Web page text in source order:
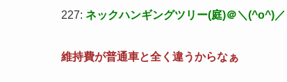
227: ネックハンギングツリー(庭)＠＼(^o^)／
維持費が普通車と全く違うからなぁ